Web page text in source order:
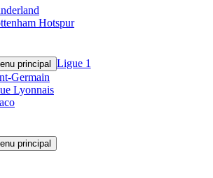
Hotspur
principal
Ligue 1
Germain
Lyonnais
principal